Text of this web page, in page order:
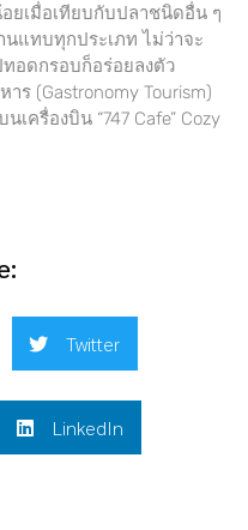
ยเมื่อเทียบกับปลาชนิดอื่น ๆ
นแทบทุกประเภท ไม่ว่าจะ
อดกรอบก็อร่อยลงตัว
าร (Gastronomy Tourism)
ครื่องบิน “747 Cafe” Cozy
Twitter
LinkedIn